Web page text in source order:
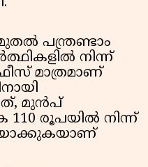
പന്ത്രണ്ടാം
നിന്ന്
മാത്രമാണ്
മുൻപ്
രൂപയിൽ നിന്ന്